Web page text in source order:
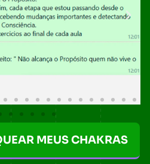
MEUS CHAKRAS